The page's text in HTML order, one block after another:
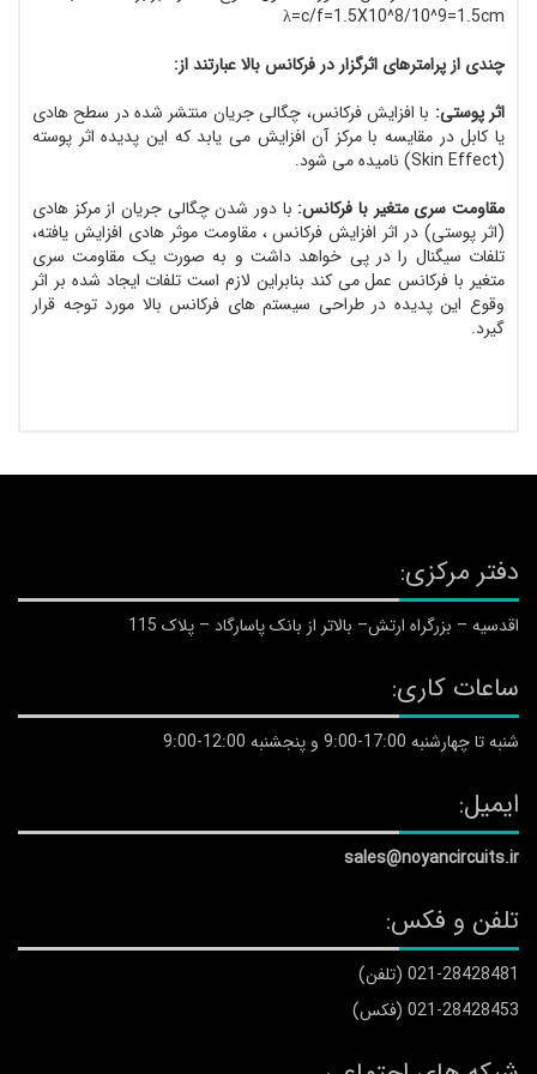
λ=c/f=1.5X10^8/10^9=1.5cm
چندی از پرامترهای اثرگزار در فرکانس بالا عبارتند از:
اثر پوستی: با افزایش فرکانس، چگالی جریان منتشر شده در سطح هادی
یا کابل در مقایسه با مرکز آن افزایش می یابد که این پدیده اثر پوسته
(Skin Effect) نامیده می شود.
مقاومت سری متغیر با فرکانس: با دور شدن چگالی جریان از مرکز هادی
(اثر پوستی) در اثر افزایش فرکانس ، مقاومت موثر هادی افزایش یافته،
تلفات سیگنال را در پی خواهد داشت و به صورت یک مقاومت سری
متغیر با فرکانس عمل می کند بنابراین لازم است تلفات ایجاد شده بر اثر
وقوع این پدیده در طراحی سیستم های فرکانس بالا مورد توجه قرار
گیرد.
دفتر مرکزی:
اقدسیه – بزرگراه ارتش– بالاتر از بانک پاسارگاد – پلاک 115
ساعات کاری:
شنبه تا چهارشنبه 17:00-9:00 و پنجشنبه 12:00-9:00
ایمیل:
sales@noyancircuits.ir
تلفن و فکس:
021-28428481 (تلفن)
021-28428453 (فکس)